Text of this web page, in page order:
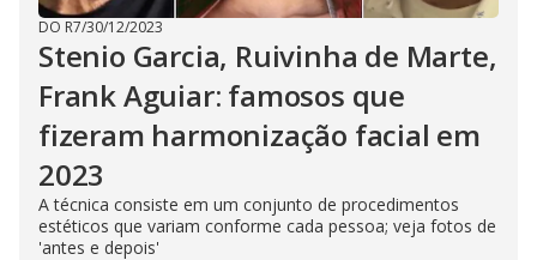
DO R7/30/12/2023
Stenio Garcia, Ruivinha de Marte,
Frank Aguiar: famosos que
fizeram harmonização facial em
2023
A técnica consiste em um conjunto de procedimentos
estéticos que variam conforme cada pessoa; veja fotos de
'antes e depois'